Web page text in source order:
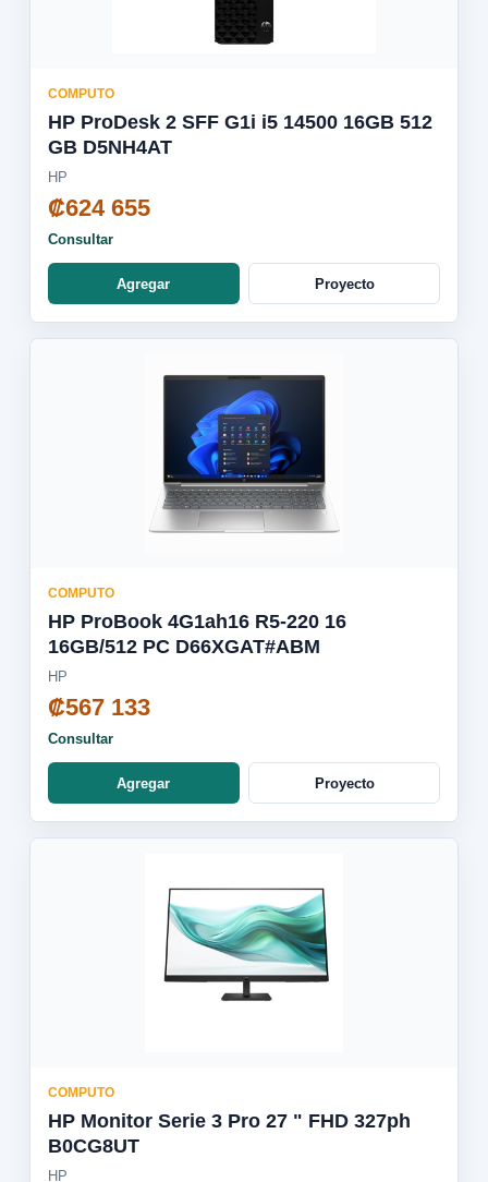
COMPUTO
HP ProDesk 2 SFF G1i i5 14500 16GB 512
GB D5NH4AT
HP
₡624 655
Consultar
Agregar Proyecto
COMPUTO
HP ProBook 4G1ah16 R5-220 16
16GB/512 PC D66XGAT#ABM
HP
₡567 133
Consultar
Agregar Proyecto
COMPUTO
HP Monitor Serie 3 Pro 27 " FHD 327ph
B0CG8UT
HP